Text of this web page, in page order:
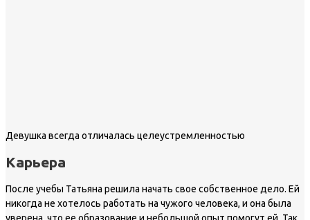
Девушка всегда отличалась целеустремленностью
Карьера
После учебы Татьяна решила начать свое собственное дело. Ей
никогда не хотелось работать на чужого человека, и она была
уверена, что ее образование и небольшой опыт помогут ей. Так